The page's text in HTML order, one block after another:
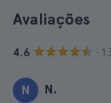
Avaliações
4.6 ·
N N.